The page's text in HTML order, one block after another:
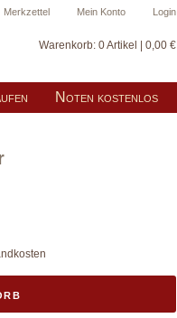
Login
Mein Konto
Merkzettel
Warenkorb: 0 Artikel | 0,00 €
Noten kostenlos